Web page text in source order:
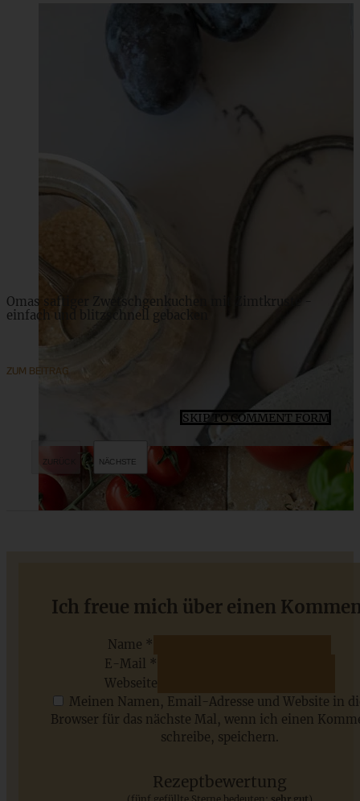
Chocolate Chip Bananenkuchen
Saftiger Schokoladen-Espresso-Kuchen
Omas saftiger Zwetschgenkuchen mit Zimtkruste -
einfach und blitzschnell gebacken
ZUM BEITRAG
Saisonale Rezepte im Juli - meine 7 sommerlichen
SKIP TO COMMENT FORM
Ich freue mich über einen
Name *
E-Mail *
Webseite
Meinen Namen, Email-Adresse und Website in
Browser für das nächste Mal, wenn ich einen
schreibe, speichern.
Rezeptbewertung